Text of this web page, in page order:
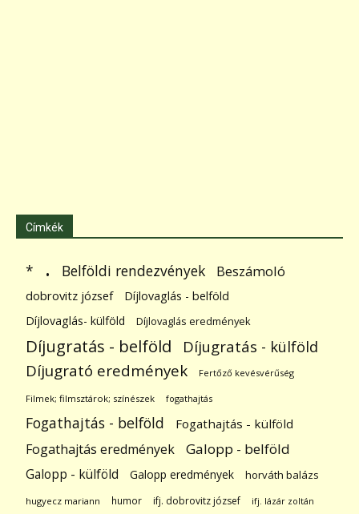
Címkék
* . Belföldi rendezvények Beszámoló
dobrovitz józsef
Díjlovaglás - belföld
Díjlovaglás- külföld
Díjlovaglás eredmények
Díjugratás - belföld Díjugratás - külföld
Díjugrató eredmények Fertőző kevésvérűség
Filmek; filmsztárok; színészek fogathajtás
Fogathajtás - belföld Fogathajtás - külföld
Fogathajtás eredmények Galopp - belföld
Galopp - külföld Galopp eredmények horváth balázs
hugyecz mariann humor ifj. dobrovitz józsef ifj. lázár zoltán